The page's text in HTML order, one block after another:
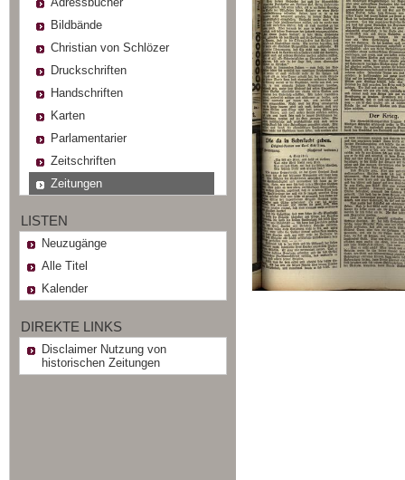
Bildbände
Christian von Schlözer
Druckschriften
Handschriften
Karten
Parlamentarier
Zeitschriften
Zeitungen
LISTEN
Neuzugänge
Alle Titel
Kalender
DIREKTE LINKS
Disclaimer Nutzung von
historischen Zeitungen